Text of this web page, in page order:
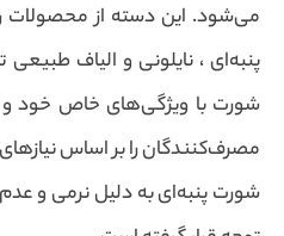
می‌شود. این دسته از
پنبه‌ای ، نایلونی و الیاف
شورت با ویژگی‌های خاص خود و
مصرف‌کنندگان را بر اساس
شورت پنبه‌ای به دلیل نرمی و